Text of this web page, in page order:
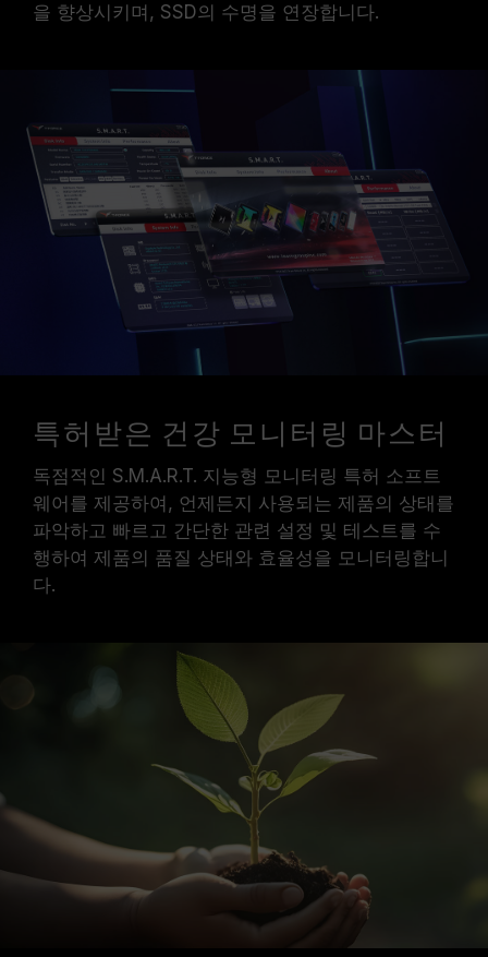
을 향상시키며, SSD의 수명을 연장합니다.
특허받은 건강 모니터링 마스터
독점적인 S.M.A.R.T. 지능형 모니터링 특허 소프트
웨어를 제공하여, 언제든지 사용되는 제품의 상태를
파악하고 빠르고 간단한 관련 설정 및 테스트를 수
행하여 제품의 품질 상태와 효율성을 모니터링합니
다.